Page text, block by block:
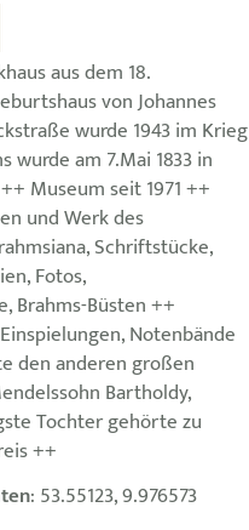
aus dem 18.
von Johannes
wurde 1943 im Krieg
wurde am 7.Mai 1833 in
Museum seit 1971 ++
und Werk des
Schriftstücke,
Fotos,
Brahms-Büsten ++
Notenbände
den anderen großen
Bartholdy,
Tochter gehörte zu
++
: 53.55123, 9.976573